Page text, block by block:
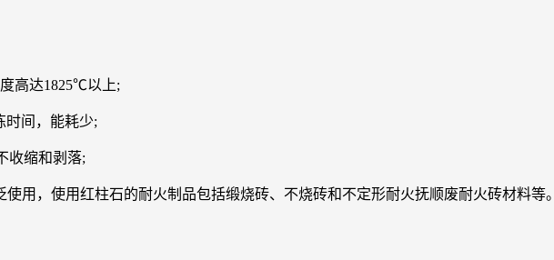
高达1825℃以上;
间，能耗少;
缩和剥落;
，使用红柱石的耐火制品包括缎烧砖、不烧砖和不定形耐火抚顺废耐火砖材料等。